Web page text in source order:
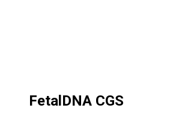
FetalDNA CGS